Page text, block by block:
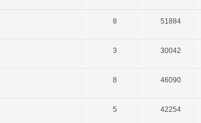
8 51884
3 30042
8 46090
5 42254